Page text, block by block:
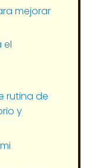
mejorar
el
rutina de
y